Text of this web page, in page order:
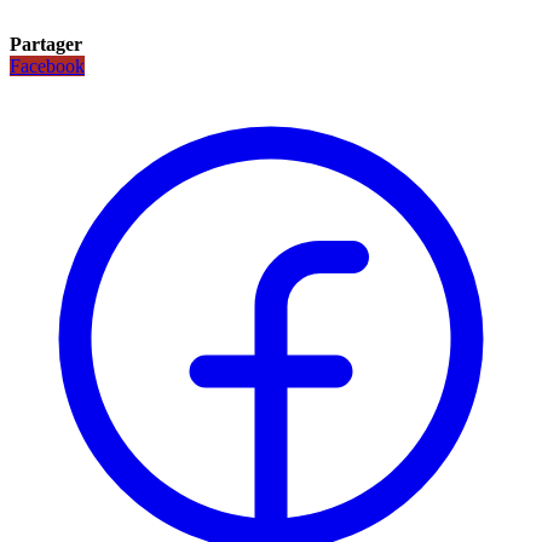
Partager
Facebook